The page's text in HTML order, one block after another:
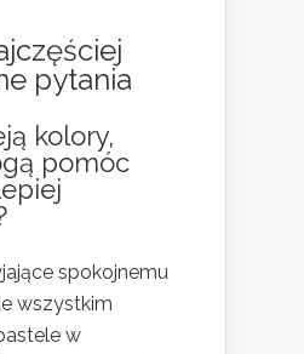
pytania
kolory,
pomóc
spokojnemu
wszystkim
w